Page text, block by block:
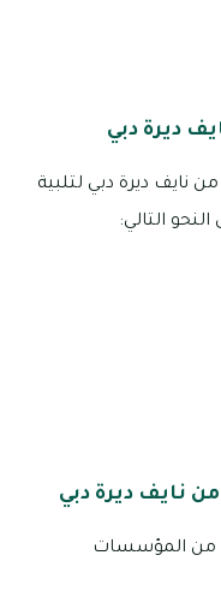
ديرة دبي
نايف ديرة دبي لتلبية
التالي:
نايف ديرة دبي
من المؤسسات